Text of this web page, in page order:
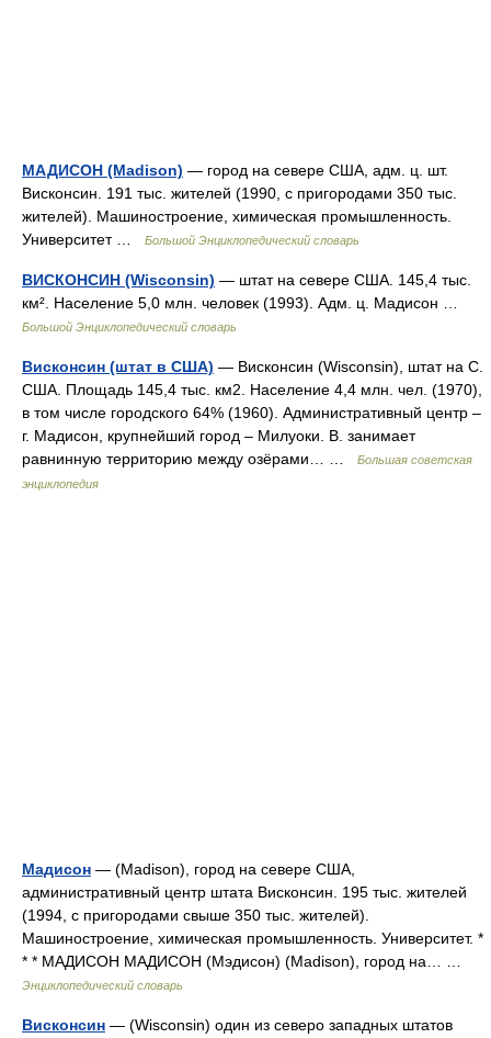
МАДИСОН (Madison) — город на севере США, адм. ц. шт.
Висконсин. 191 тыс. жителей (1990, с пригородами 350 тыс.
жителей). Машиностроение, химическая промышленность.
Университет …
Большой Энциклопедический словарь
ВИСКОНСИН (Wisconsin) — штат на севере США. 145,4 тыс.
км². Население 5,0 млн. человек (1993). Адм. ц. Мадисон …
Большой Энциклопедический словарь
Висконсин (штат в США) — Висконсин (Wisconsin), штат на С.
США. Площадь 145,4 тыс. км2. Население 4,4 млн. чел. (1970),
в том числе городского 64% (1960). Административный центр ‒
г. Мадисон, крупнейший город ‒ Милуоки. В. занимает
равнинную территорию между озёрами… …
Большая советская
энциклопедия
Мадисон — (Madison), город на севере США,
административный центр штата Висконсин. 195 тыс. жителей
(1994, с пригородами свыше 350 тыс. жителей).
Машиностроение, химическая промышленность. Университет. *
* * МАДИСОН МАДИСОН (Мэдисон) (Madison), город на… …
Энциклопедический словарь
Висконсин — (Wisconsin) один из северо западных штатов